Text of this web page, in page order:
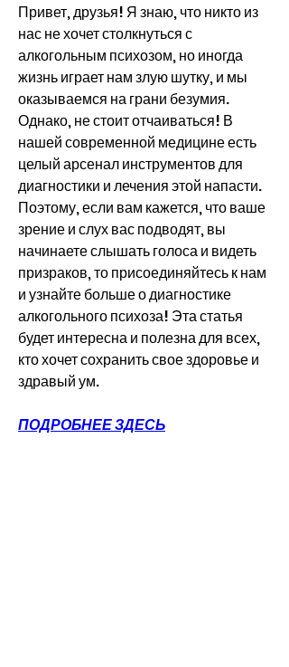
Привет, друзья! Я знаю, что никто из
нас не хочет столкнуться с
алкогольным психозом, но иногда
жизнь играет нам злую шутку, и мы
оказываемся на грани безумия.
Однако, не стоит отчаиваться! В
нашей современной медицине есть
целый арсенал инструментов для
диагностики и лечения этой напасти.
Поэтому, если вам кажется, что ваше
зрение и слух вас подводят, вы
начинаете слышать голоса и видеть
призраков, то присоединяйтесь к нам
и узнайте больше о диагностике
алкогольного психоза! Эта статья
будет интересна и полезна для всех,
кто хочет сохранить свое здоровье и
здравый ум.
ПОДРОБНЕЕ ЗДЕСЬ